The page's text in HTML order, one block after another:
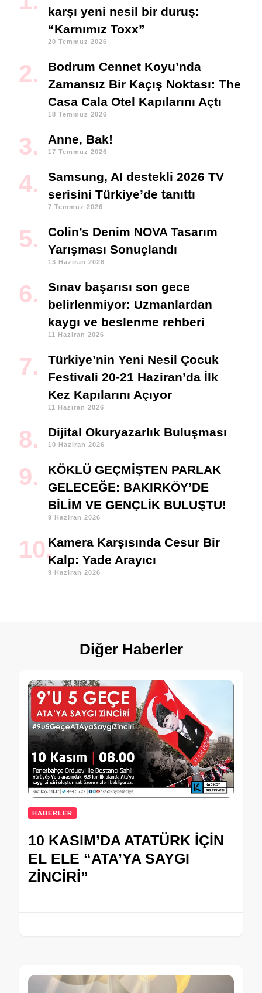
karşı yeni nesil bir duruş:
“Karnımız Toxx”
20 Temmuz 2026
Bodrum Cennet Koyu’nda
Zamansız Bir Kaçış Noktası: The
Casa Cala Otel Kapılarını Açtı
18 Temmuz 2026
Anne, Bak!
17 Temmuz 2026
Samsung, AI destekli 2026 TV
serisini Türkiye’de tanıttı
7 Temmuz 2026
Colin’s Denim NOVA Tasarım
Yarışması Sonuçlandı
13 Haziran 2026
Sınav başarısı son gece
belirlenmiyor: Uzmanlardan
kaygı ve beslenme rehberi
11 Haziran 2026
Türkiye’nin Yeni Nesil Çocuk
Festivali 20-21 Haziran’da İlk
Kez Kapılarını Açıyor
11 Haziran 2026
Dijital Okuryazarlık Buluşması
10 Haziran 2026
KÖKLÜ GEÇMİŞTEN PARLAK
GELECEĞE: BAKIRKÖY’DE
BİLİM VE GENÇLİK BULUŞTU!
9 Haziran 2026
Kamera Karşısında Cesur Bir
Kalp: Yade Arayıcı
9 Haziran 2026
Diğer Haberler
HABERLER
10 KASIM’DA ATATÜRK İÇİN
EL ELE “ATA’YA SAYGI
ZİNCİRİ”